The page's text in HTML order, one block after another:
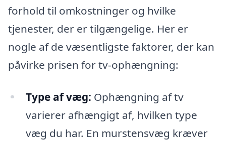
forhold til omkostninger og hvilke
tjenester, der er tilgængelige. Her er
nogle af de væsentligste faktorer, der kan
påvirke prisen for tv-ophængning:
Type af væg: Ophængning af tv
varierer afhængigt af, hvilken type
væg du har. En murstensvæg kræver